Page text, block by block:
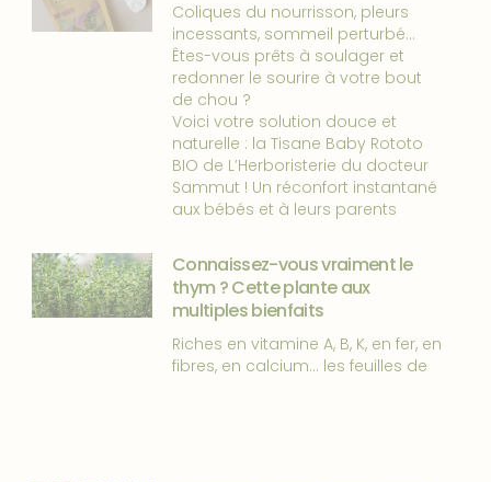
Coliques du nourrisson, pleurs
incessants, sommeil perturbé…
Êtes-vous prêts à soulager et
redonner le sourire à votre bout
de chou ?
Voici votre solution douce et
naturelle : la Tisane Baby Rototo
BIO de L’Herboristerie du docteur
Sammut ! Un réconfort instantané
aux bébés et à leurs parents
Connaissez-vous vraiment le
thym ? Cette plante aux
multiples bienfaits
Riches en vitamine A, B, K, en fer, en
fibres, en calcium… les feuilles de